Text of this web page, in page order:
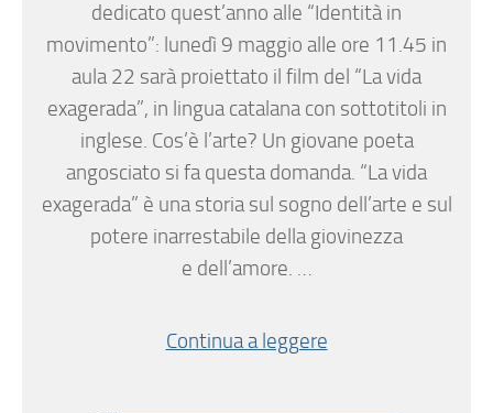
dedicato quest’anno alle “Identità in
movimento”: lunedì 9 maggio alle ore 11.45 in
aula 22 sarà proiettato il film del “La vida
exagerada”, in lingua catalana con sottotitoli in
inglese. Cos’è l’arte? Un giovane poeta
angosciato si fa questa domanda. “La vida
exagerada” è una storia sul sogno dell’arte e sul
potere inarrestabile della giovinezza
e dell’amore. …
Continua a leggere